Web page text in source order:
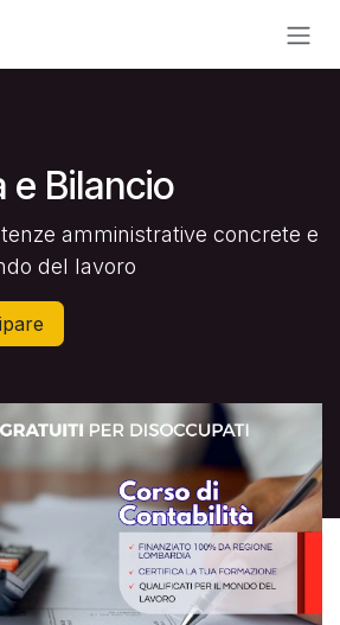
e Bilancio
amministrative concrete e
del lavoro